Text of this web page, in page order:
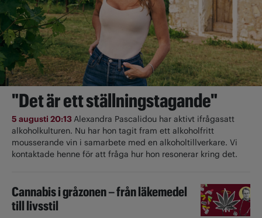
"Det är ett ställningstagande"
5 augusti 20:13Alexandra Pascalidou har aktivt ifrågasatt
alkoholkulturen. Nu har hon tagit fram ett alkoholfritt
mousserande vin i samarbete med en alkoholtillverkare. Vi
kontaktade henne för att fråga hur hon resonerar kring det.
Cannabis i gråzonen – från läkemedel
till livsstil